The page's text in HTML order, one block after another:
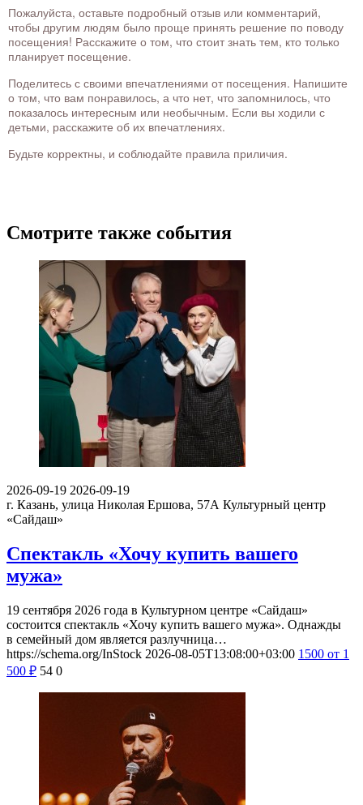
Пожалуйста, оставьте подробный отзыв или комментарий,
чтобы другим людям было проще принять решение по поводу
посещения! Расскажите о том, что стоит знать тем, кто только
планирует посещение.
Поделитесь с своими впечатлениями от посещения. Напишите
о том, что вам понравилось, а что нет, что запомнилось, что
показалось интересным или необычным. Если вы ходили с
детьми, расскажите об их впечатлениях.
Будьте корректны, и соблюдайте правила приличия.
Смотрите также события
2026-09-19 2026-09-19
г. Казань, улица Николая Ершова, 57А Культурный центр
«Сайдаш»
Спектакль «Хочу купить вашего
мужа»
19 сентября 2026 года в Культурном центре «Сайдаш»
состоится спектакль «Хочу купить вашего мужа». Однажды
в семейный дом является разлучница…
https://schema.org/InStock 2026-08-05T13:08:00+03:00 1500 от 1
500 ₽ 54 0